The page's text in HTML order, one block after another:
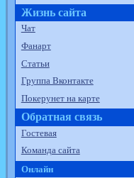
Жизнь сайта
Чат
Фанарт
Статьи
Группа Вконтакте
Покерунет на карте
Обратная связь
Гостевая
Команда сайта
Онлайн